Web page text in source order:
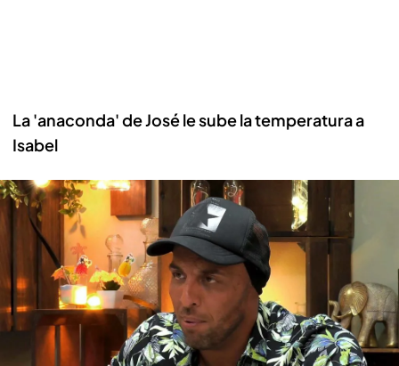
La 'anaconda' de José le sube la temperatura a
Isabel